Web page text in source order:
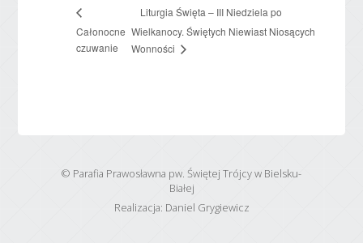
Całonocne
czuwanie
Liturgia Święta – III Niedziela po
Wielkanocy. Świętych Niewiast Niosących
Wonności
© Parafia Prawosławna pw. Świętej Trójcy w Bielsku-
Białej
Realizacja: Daniel Grygiewicz